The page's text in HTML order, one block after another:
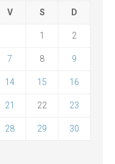
V S D
1 2
7 8 9
14 15 16
21 22 23
28 29 30